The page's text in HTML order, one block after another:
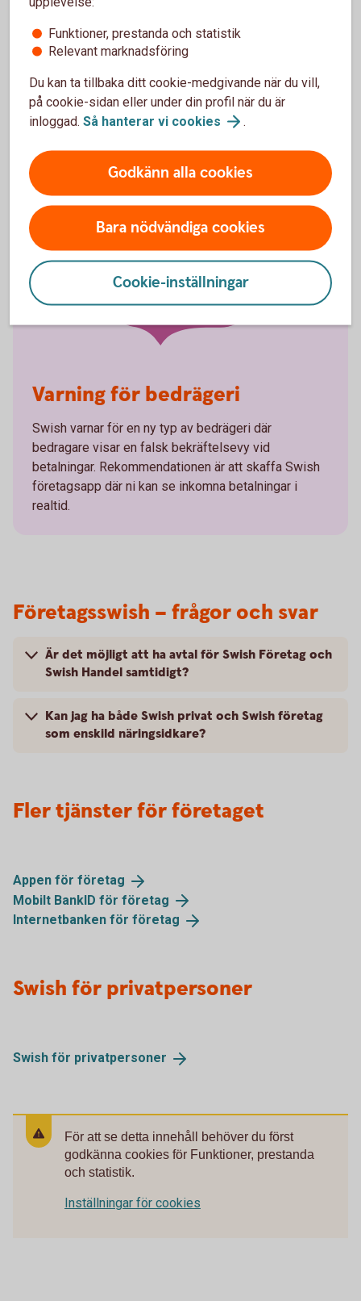
Om ni har avtal om Swish Företag kan ni även ta
betalt med QR-kod, samt tagga och kategorisera era
Skaffa Swish företagsapp och läs mer om
appen
Falsk
bekräftelsevy
Varning för bedrägeri
Swish varnar för en ny typ av bedrägeri där
bedragare visar en falsk bekräftelsevy vid
betalningar. Rekommendationen är att skaffa Swish
företagsapp där ni kan se inkomna betalningar i
realtid.
Företagsswish – frågor och svar
Är det möjligt att ha avtal för Swish Företag och
Swish Handel samtidigt?
Kan jag ha både Swish privat och Swish företag
som enskild näringsidkare?
Fler tjänster för företaget
Appen för företag
Mobilt BankID för företag
Internetbanken för företag
Swish för privatpersoner
Swish för privatpersoner
För att se detta innehåll behöver du först
godkänna cookies för Funktioner, prestanda
och statistik.
Inställningar för cookies
Funktioner, prestanda och statistik
Relevant marknadsföring
Du kan ta tillbaka ditt cookie-medgivande när du vill,
på cookie-sidan eller under din profil när du är
inloggad. Så hanterar vi cookies .
Godkänn alla cookies
Bara nödvändiga cookies
Cookie-inställningar